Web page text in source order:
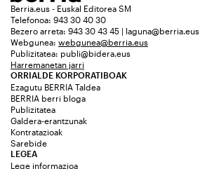
Berria.eus - Euskal Editorea SM
Telefonoa: 943 30 40 30
Bezero arreta: 943 30 43 45 | laguna@berria.eus
Webgunea: webgunea@berria.eus
Publizitatea: publi@bidera.eus
Harremanetan jarri
ORRIALDE KORPORATIBOAK
Ezagutu BERRIA Taldea
BERRIA berri bloga
Publizitatea
Galdera-erantzunak
Kontratazioak
Sarebide
LEGEA
Lege informazioa